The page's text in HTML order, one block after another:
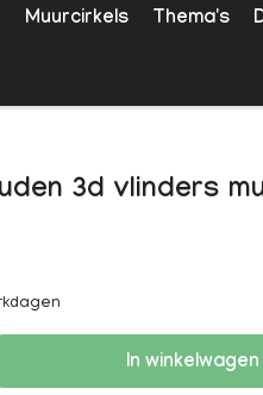
Muurcirkels Thema's
3d vlinders
In winkelwagen